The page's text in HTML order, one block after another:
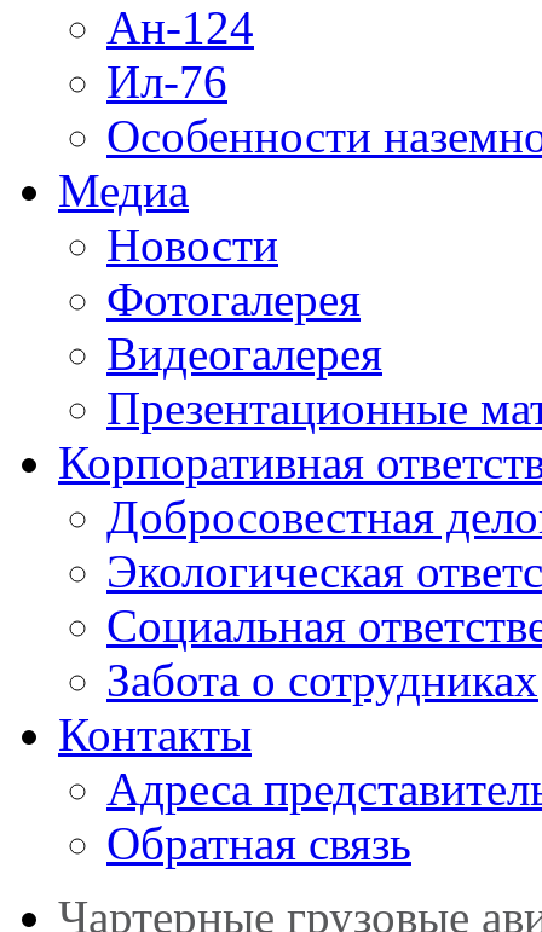
Ан-124
Ил-76
Особенности
Медиа
Новости
Фотогалерея
Видеогалерея
Презентационные
Корпоративная
Добросовестная
Экологическая
Социальная
Забота о сотрудниках
Контакты
Адреса
Обратная связь
Чартерные грузовые